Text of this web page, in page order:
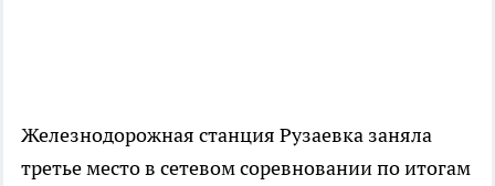
Железнодорожная станция Рузаевка заняла
третье место в сетевом соревновании по итогам